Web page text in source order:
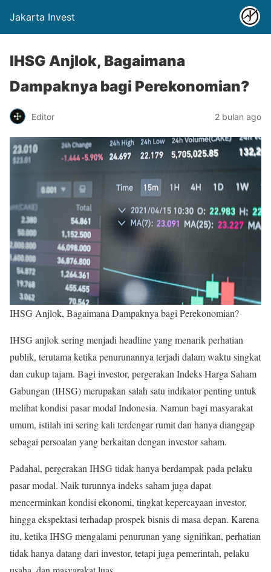
Jakarta Invest
IHSG Anjlok, Bagaimana
Dampaknya bagi Perekonomian?
Editor 2 bulan ago
IHSG Anjlok, Bagaimana Dampaknya bagi Perekonomian?
IHSG anjlok sering menjadi headline yang menarik perhatian
publik, terutama ketika penurunannya terjadi dalam waktu singkat
dan cukup tajam. Bagi investor, pergerakan Indeks Harga Saham
Gabungan (IHSG) merupakan salah satu indikator penting untuk
melihat kondisi pasar modal Indonesia. Namun bagi masyarakat
umum, istilah ini sering kali terdengar rumit dan hanya dianggap
sebagai persoalan yang berkaitan dengan investor saham.
Padahal, pergerakan IHSG tidak hanya berdampak pada pelaku
pasar modal. Naik turunnya indeks saham juga dapat
mencerminkan kondisi ekonomi, tingkat kepercayaan investor,
hingga ekspektasi terhadap prospek bisnis di masa depan. Karena
itu, ketika IHSG mengalami penurunan yang signifikan, perhatian
tidak hanya datang dari investor, tetapi juga pemerintah, pelaku